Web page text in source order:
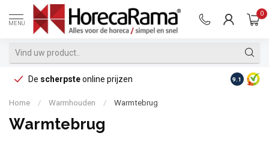
MENU
0
De scherpsteonline prijzen Op
9.1
Home / Warmhouden / Warmtebrug
Warmtebrug